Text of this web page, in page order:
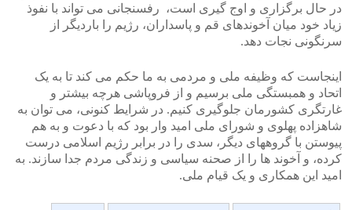
در حال برگزاری و اوج گیری است، رفسنجانی می تواند با نفوذ
زیاد خود میان آخوندهای قم و پاسداران، رژیم را باردیگر از
سرنگونی نجات دهد.
اینجاست که وظیفه ملی و مردمی به ما حکم می کند تا به یک
اتحاد و همبستگی ملی برسیم و از فروپاشی هرچه بیشتر و
غارتگری کشورمان جلوگیری کنیم. در شرایط کنونی، می توان به
شاهزاده پهلوی و شورای ملی امید وار بود که با دعوت و به هم
پیوستن با گروههای دیگر، سدی را در برابر رژیم اسلامی درست
کرده، و آخوند ها را از صحنه سیاسی و زندگی مردم جدا سازند. به
امید این همکاری و یک قیام ملی.